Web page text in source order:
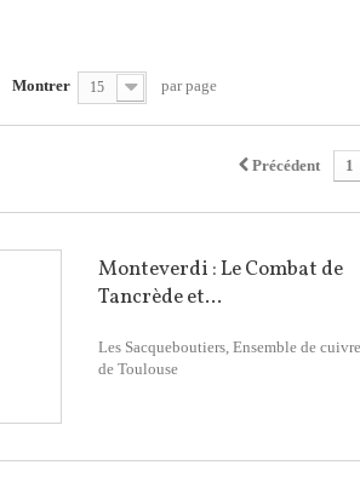
Montrer 15 par page
Précédent 1
Monteverdi : Le Combat de
Tancrède et...
Les Sacqueboutiers, Ensemble de
de Toulouse